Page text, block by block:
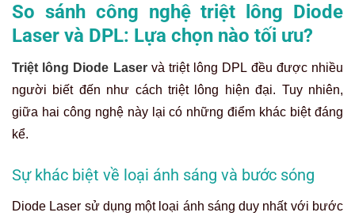
So sánh công nghệ triệt lông Diode
Laser và DPL: Lựa chọn nào tối ưu?
Triệt lông Diode Laservà triệt lông DPL đều được nhiều
người biết đến như cách triệt lông hiện đại. Tuy nhiên,
giữa hai công nghệ này lại có những điểm khác biệt đáng
kể.
Sự khác biệt về loại ánh sáng và bước sóng
Diode Laser sử dụng một loại ánh sáng duy nhất với bước